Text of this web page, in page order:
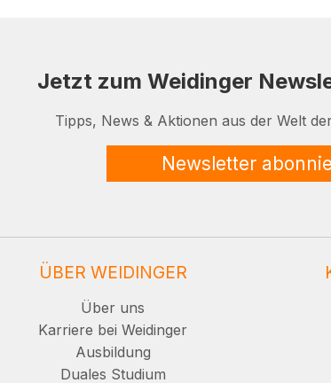
Jetzt zum Weidinger
Tipps, News & Aktionen aus der Welt
Newsletter
ÜBER WEIDINGER
Über uns
Karriere bei Weidinger
Ausbildung
Duales Studium